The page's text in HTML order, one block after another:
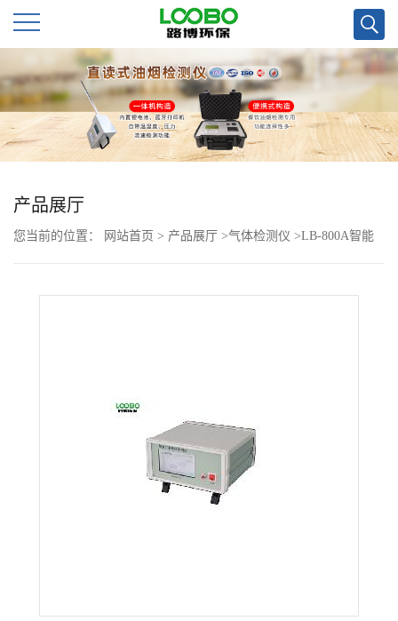
公
司
首
页
公
产品展厅
您当前的位置： 网站首页 > 产品展厅 >气体检测仪 >LB-800A智能